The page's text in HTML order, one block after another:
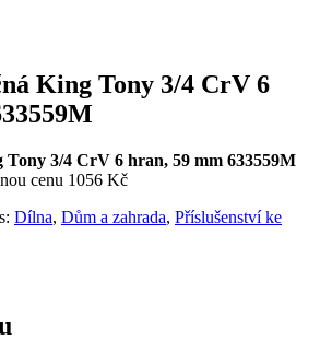
King Tony 3/4 CrV 6
Tony 3/4 CrV 6 hran, 59 mm 633559M
cenu 1056 Kč
Dílna, Dům a zahrada, Příslušenství ke